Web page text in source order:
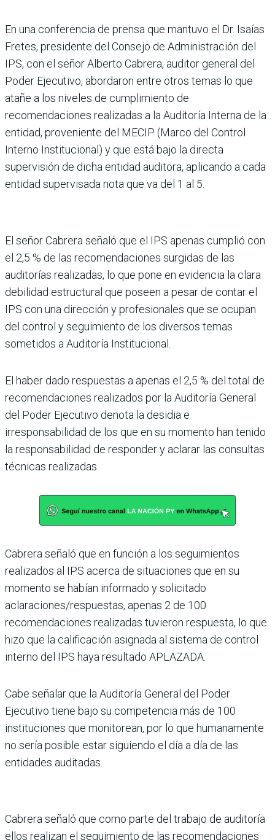
En una conferencia de prensa que mantuvo el Dr. Isaías
Fretes, presidente del Consejo de Administración del
IPS, con el señor Alberto Cabrera, auditor general del
Poder Ejecutivo, abordaron entre otros temas lo que
atañe a los niveles de cumplimiento de
recomendaciones realizadas a la Auditoría Interna de la
entidad, proveniente del MECIP (Marco del Control
Interno Institucional) y que está bajo la directa
supervisión de dicha entidad auditora, aplicando a cada
entidad supervisada nota que va del 1 al 5.
El señor Cabrera señaló que el IPS apenas cumplió con
el 2,5 % de las recomendaciones surgidas de las
auditorías realizadas, lo que pone en evidencia la clara
debilidad estructural que poseen a pesar de contar el
IPS con una dirección y profesionales que se ocupan
del control y seguimiento de los diversos temas
sometidos a Auditoría Institucional.
El haber dado respuestas a apenas el 2,5 % del total de
recomendaciones realizados por la Auditoría General
del Poder Ejecutivo denota la desidia e
irresponsabilidad de los que en su momento han tenido
la responsabilidad de responder y aclarar las consultas
técnicas realizadas.
Cabrera señaló que en función a los seguimientos
realizados al IPS acerca de situaciones que en su
momento se habían informado y solicitado
aclaraciones/respuestas, apenas 2 de 100
recomendaciones realizadas tuvieron respuesta, lo que
hizo que la calificación asignada al sistema de control
interno del IPS haya resultado APLAZADA.
Cabe señalar que la Auditoría General del Poder
Ejecutivo tiene bajo su competencia más de 100
instituciones que monitorean, por lo que humanamente
no sería posible estar siguiendo el día a día de las
entidades auditadas.
Cabrera señaló que como parte del trabajo de auditoría
ellos realizan el seguimiento de las recomendaciones